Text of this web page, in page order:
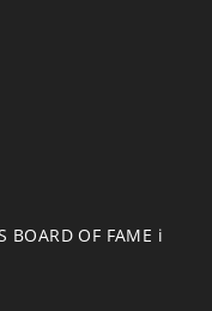
BOARD OF FAME i